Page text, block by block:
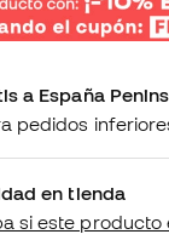
a España
pedidos
en tienda
si este producto